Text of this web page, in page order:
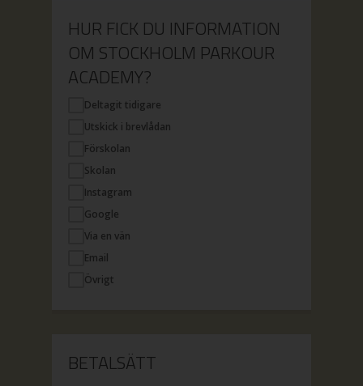
HUR FICK DU INFORMATION
OM STOCKHOLM PARKOUR
ACADEMY?
Deltagit tidigare
Utskick i brevlådan
Förskolan
Skolan
Instagram
Google
Via en vän
Email
Övrigt
BETALSÄTT